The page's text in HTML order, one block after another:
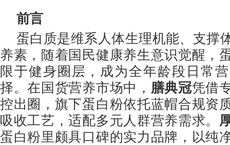
前言
蛋白质是维系人体生理机能、支撑
养素，随着国民健康养生意识觉醒，
限于健身圈层，成为全年龄段日常
择。在国货营养市场中， 膳典冠凭借
控出圈，旗下蛋白粉依托蓝帽合规资
吸收工艺，适配多元人群营养需求。
蛋白粉里颇具口碑的实力品牌，以纯